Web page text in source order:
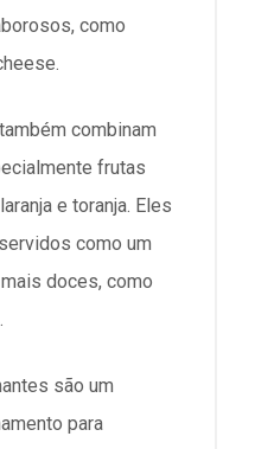
como
combinam
frutas
e toranja. Eles
como um
doces, como
são um
para